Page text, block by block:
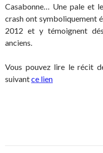
Casabonne… Une pale et
crash ont symboliquement
2012 et y témoignent
anciens.
Vous pouvez lire le récit
suivantce lien